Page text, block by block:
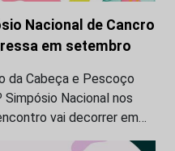
Nacional de Cancro
em setembro
da Cabeça e Pescoço
Simpósio Nacional nos
vai decorrer em…